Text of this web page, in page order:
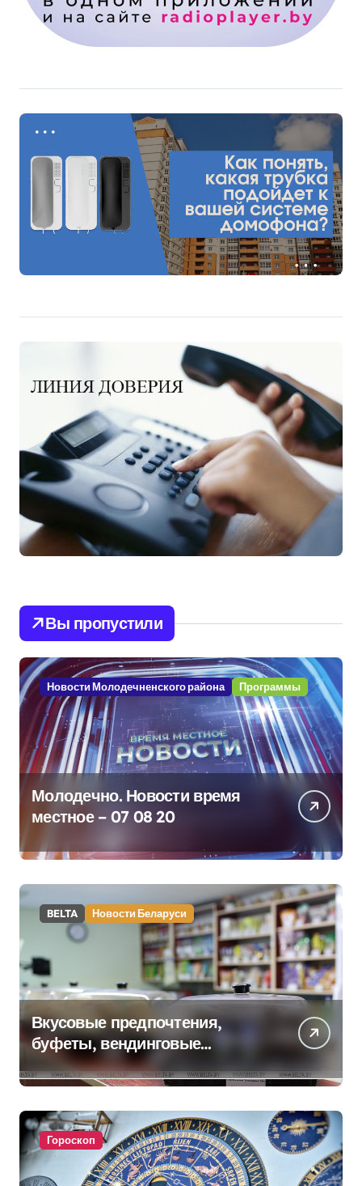
Вы пропустили
Новости Молодечненского района Программы
Молодечно. Новости время
местное – 07 08 20
BELTA Новости Беларуси
Вкусовые предпочтения,
буфеты, вендинговые
аппараты. Минобразования об
изменениях в школьном
питании
Гороскоп